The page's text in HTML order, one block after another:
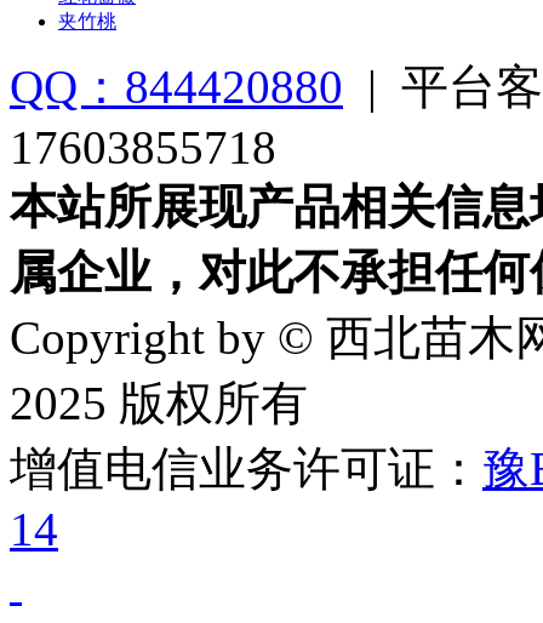
夹竹桃
QQ：844420880 | 平台
17603855718
本站所展现产品相关信
属企业，对此不承担任
Copyright by © 西北苗木
2025 版权所有
增值电信业务许可证： 豫
14